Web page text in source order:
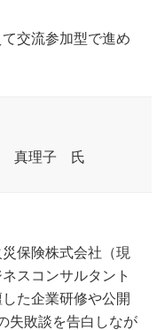
交流参加型で進め
真理子 氏
保険株式会社（現
スコンサルタント
た企業研修や公開
失敗談を告白しなが